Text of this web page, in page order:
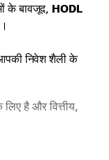
के बावजूद, HODL
निवेश शैली के
है और वित्तीय,